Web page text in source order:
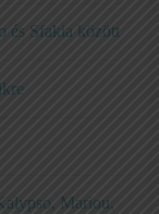
és Sfakia között
Mariou,